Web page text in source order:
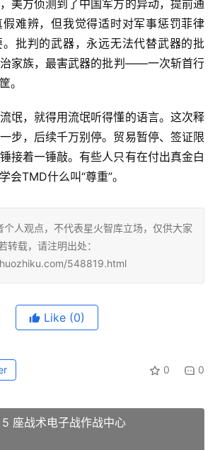
美方侦测到了中国军方的异动，提前通
难辨，但我觉得适时对军事惩罚菲律
批判的武器，永远无法代替武器的批
家族，最害武器的批判——一次斩首行
。
氓，就得用流氓听得懂的语言。这次释
步，后续千万别停。贸易暂停、签证限
接着一锤敲。有些人只有在付出真金白
会TMD什么叫“尊重”。
个人观点，不代表星火智库立场，仅供大家
转载，请注明出处：
548819.html
Like (0)
0 0
座战术电子战作战中心